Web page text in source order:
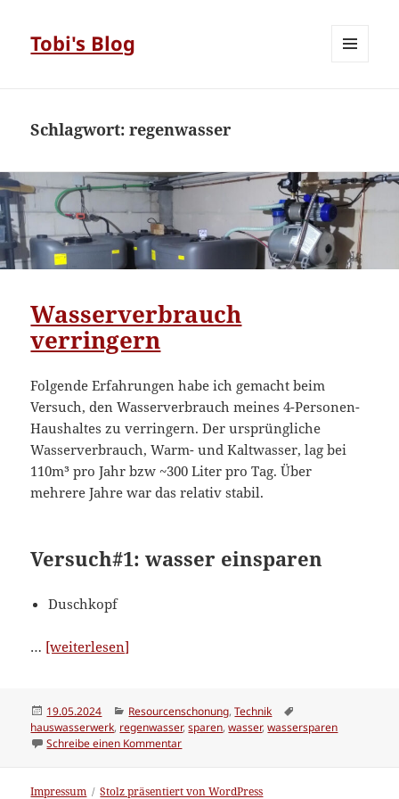
Tobi's Blog
Schlagwort:regenwasser
Wasserverbrauch
verringern
Folgende Erfahrungen habe ich gemacht beim
Versuch, den Wasserverbrauch meines 4-Personen-
Haushaltes zu verringern. Der ursprüngliche
Wasserverbrauch, Warm- und Kaltwasser, lag bei
110m³ pro Jahr bzw ~300 Liter pro Tag. Über
mehrere Jahre war das relativ stabil.
Versuch#1: wasser einsparen
Duschkopf
… [weiterlesen]
Veröffentlicht
am
19.05.2024 Kategorien
Resourcenschonung,Technik
hauswasserwerk, regenwasser,sparen,wasser,wassersparen
Schreibe einen Kommentarzu Wasserverbrauch verringern
Impressum Stolz präsentiert von WordPress